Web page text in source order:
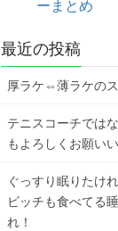
ーまとめ
最近の投稿
厚ラケ⇔薄ラケの
テニスコーチでは
もよろしくお願い
ぐっすり眠りたけ
ビッチも食べてる
れ！